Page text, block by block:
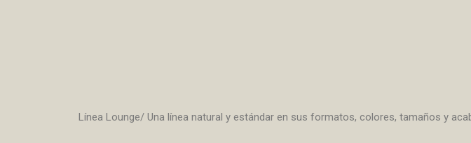
Línea Lounge/ Una línea natural y estándar en sus formatos, colores, tamaños y